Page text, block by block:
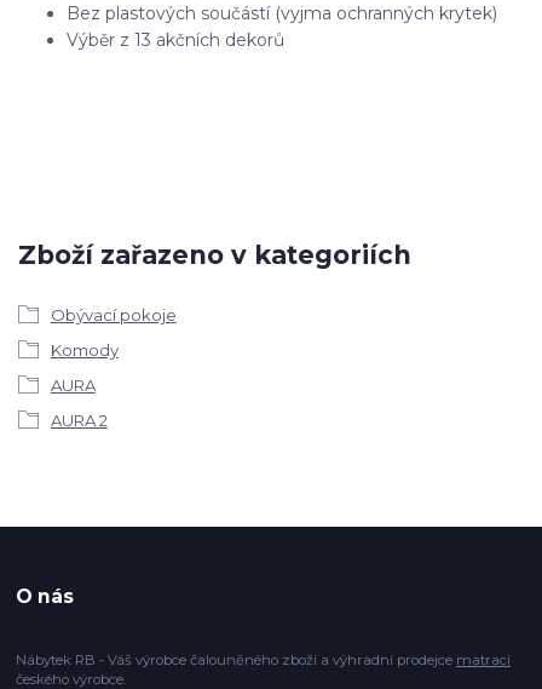
Bez plastových součástí (vyjma ochranných krytek)
Výběr z 13 akčních dekorů
Zboží zařazeno v kategoriích
Obývací pokoje
Komody
AURA
AURA 2
O nás
Nábytek RB - Váš výrobce čalouněného zboží a výhradní prodejce matrací
českého výrobce.